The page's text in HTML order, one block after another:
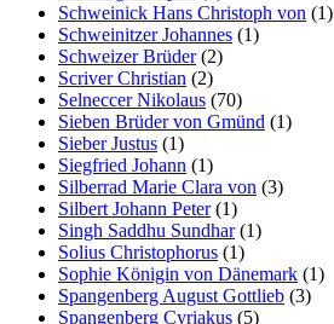
Schweinick Hans Christoph von (1)
Schweinitzer Johannes (1)
Schweizer Brüder(2)
Scriver Christian (2)
Selneccer Nikolaus (70)
Sieben Brüder von Gmünd (1)
Sieber Justus (1)
Siegfried Johann (1)
Silberrad Marie Clara von (3)
Silbert Johann Peter(1)
Singh Saddhu Sundhar(1)
Solius Christophorus (1)
Sophie Königin von Dänemark (1)
Spangenberg August Gottlieb (3)
Spangenberg Cyriakus (5)